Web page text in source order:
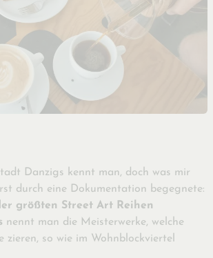
Danzigs kennt man, doch was mir
durch eine Dokumentation begegnete:
größten Street Art Reihen
nennt man die Meisterwerke, welche
zieren, so wie im Wohnblockviertel